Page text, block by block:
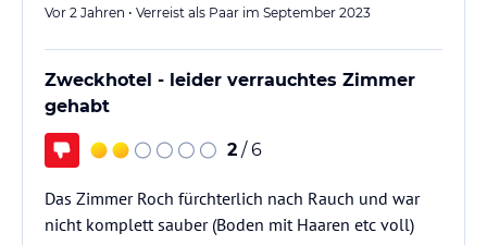
Vor 2 Jahren • Verreist als Paar im September 2023
Zweckhotel - leider verrauchtes Zimmer
gehabt
2 / 6
Das Zimmer Roch fürchterlich nach Rauch und war
nicht komplett sauber (Boden mit Haaren etc voll)